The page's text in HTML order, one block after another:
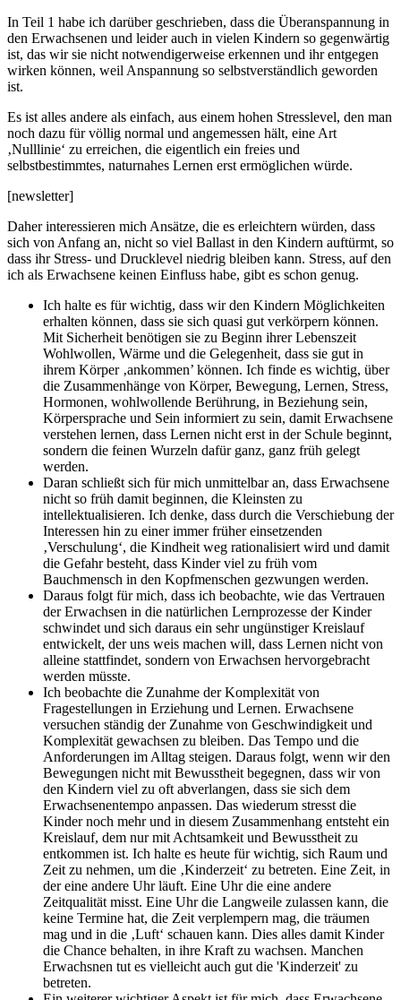
In Teil 1 habe ich darüber geschrieben, dass die Überanspannung in
den Erwachsenen und leider auch in vielen Kindern so gegenwärtig
ist, das wir sie nicht notwendigerweise erkennen und ihr entgegen
wirken können, weil Anspannung so selbstverständlich geworden
ist.
Es ist alles andere als einfach, aus einem hohen Stresslevel, den man
noch dazu für völlig normal und angemessen hält, eine Art
‚Nulllinie‘ zu erreichen, die eigentlich ein freies und
selbstbestimmtes, naturnahes Lernen erst ermöglichen würde.
[newsletter]
Daher interessieren mich Ansätze, die es erleichtern würden, dass
sich von Anfang an, nicht so viel Ballast in den Kindern auftürmt, so
dass ihr Stress- und Drucklevel niedrig bleiben kann. Stress, auf den
ich als Erwachsene keinen Einfluss habe, gibt es schon genug.
Ich halte es für wichtig, dass wir den Kindern Möglichkeiten
erhalten können, dass sie sich quasi gut verkörpern können.
Mit Sicherheit benötigen sie zu Beginn ihrer Lebenszeit
Wohlwollen, Wärme und die Gelegenheit, dass sie gut in
ihrem Körper ‚ankommen’ können. Ich finde es wichtig, über
die Zusammenhänge von Körper, Bewegung, Lernen, Stress,
Hormonen, wohlwollende Berührung, in Beziehung sein,
Körpersprache und Sein informiert zu sein, damit Erwachsene
verstehen lernen, dass Lernen nicht erst in der Schule beginnt,
sondern die feinen Wurzeln dafür ganz, ganz früh gelegt
werden.
Daran schließt sich für mich unmittelbar an, dass Erwachsene
nicht so früh damit beginnen, die Kleinsten zu
intellektualisieren. Ich denke, dass durch die Verschiebung der
Interessen hin zu einer immer früher einsetzenden
‚Verschulung‘, die Kindheit weg rationalisiert wird und damit
die Gefahr besteht, dass Kinder viel zu früh vom
Bauchmensch in den Kopfmenschen gezwungen werden.
Daraus folgt für mich, dass ich beobachte, wie das Vertrauen
der Erwachsen in die natürlichen Lernprozesse der Kinder
schwindet und sich daraus ein sehr ungünstiger Kreislauf
entwickelt, der uns weis machen will, dass Lernen nicht von
alleine stattfindet, sondern von Erwachsen hervorgebracht
werden müsste.
Ich beobachte die Zunahme der Komplexität von
Fragestellungen in Erziehung und Lernen. Erwachsene
versuchen ständig der Zunahme von Geschwindigkeit und
Komplexität gewachsen zu bleiben. Das Tempo und die
Anforderungen im Alltag steigen. Daraus folgt, wenn wir den
Bewegungen nicht mit Bewusstheit begegnen, dass wir von
den Kindern viel zu oft abverlangen, dass sie sich dem
Erwachsenentempo anpassen. Das wiederum stresst die
Kinder noch mehr und in diesem Zusammenhang entsteht ein
Kreislauf, dem nur mit Achtsamkeit und Bewusstheit zu
entkommen ist. Ich halte es heute für wichtig, sich Raum und
Zeit zu nehmen, um die ‚Kinderzeit‘ zu betreten. Eine Zeit, in
der eine andere Uhr läuft. Eine Uhr die eine andere
Zeitqualität misst. Eine Uhr die Langweile zulassen kann, die
keine Termine hat, die Zeit verplempern mag, die träumen
mag und in die ‚Luft‘ schauen kann. Dies alles damit Kinder
die Chance behalten, in ihre Kraft zu wachsen. Manchen
Erwachsnen tut es vielleicht auch gut die 'Kinderzeit' zu
betreten.